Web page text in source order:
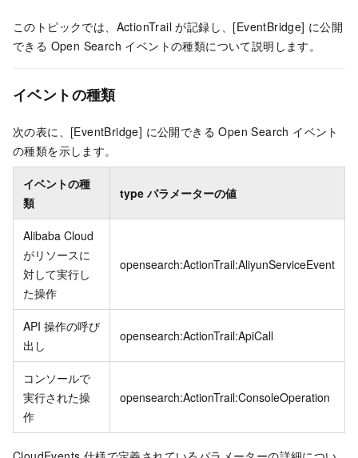
このトピックでは、ActionTrail が記録し、[EventBridge] に公開
できる Open Search イベントの種類について説明します。
イベントの種類
次の表に、 [EventBridge] に公開できるOpen Search イベント
の種類を示します。
イベントの種
類
type パラメーターの値
Alibaba Cloud
がリソースに
対して実行し
た操作
opensearch:ActionTrail:AliyunServiceEvent
API 操作の呼び
出し
opensearch:ActionTrail:ApiCall
コンソールで
実行された操
作
opensearch:ActionTrail:ConsoleOperation